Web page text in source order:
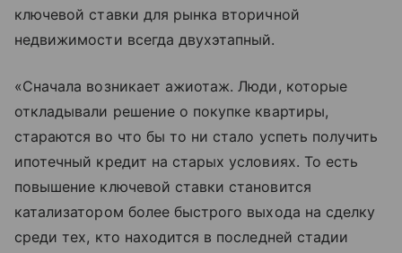
ключевой ставки для рынка вторичной
недвижимости всегда двухэтапный.
«Сначала возникает ажиотаж. Люди, которые
откладывали решение о покупке квартиры,
стараются во что бы то ни стало успеть получить
ипотечный кредит на старых условиях. То есть
повышение ключевой ставки становится
катализатором более быстрого выхода на сделку
среди тех, кто находится в последней стадии